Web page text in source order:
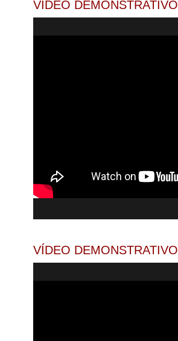
VÍDEO DEMONSTRATIVO
VÍDEO DEMONSTRATIVO